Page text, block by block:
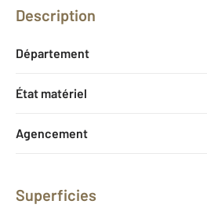
Description
Département
État matériel
Agencement
Superficies